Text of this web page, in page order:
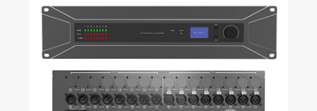
A DSP javítja a hangminőséget?
Mutass többet >>